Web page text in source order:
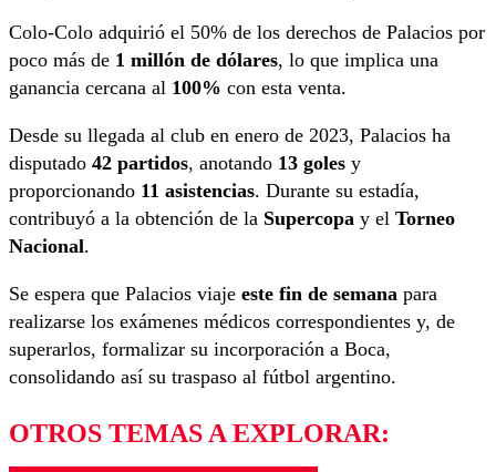
Colo-Colo adquirió el 50% de los derechos de Palacios por
poco más de 1 millón de dólares, lo que implica una
ganancia cercana al 100% con esta venta.
Desde su llegada al club en enero de 2023, Palacios ha
disputado 42 partidos, anotando 13 goles y
proporcionando 11 asistencias. Durante su estadía,
contribuyó a la obtención de la Supercopa y el Torneo
Nacional.
Se espera que Palacios viaje este fin de semana para
realizarse los exámenes médicos correspondientes y, de
superarlos, formalizar su incorporación a Boca,
consolidando así su traspaso al fútbol argentino.
OTROS TEMAS A EXPLORAR: